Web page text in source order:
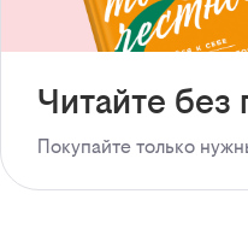
Читайте без
Покупайте только